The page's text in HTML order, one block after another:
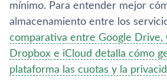
mínimo. Para entender mejor
almacenamiento entre los
comparativa entre Google Drive,
Dropbox e iCloud detalla cómo
plataforma las cuotas y la